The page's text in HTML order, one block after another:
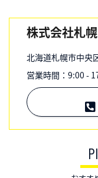
株式会社札
北海道札幌市中央
営業時間：9:00 -